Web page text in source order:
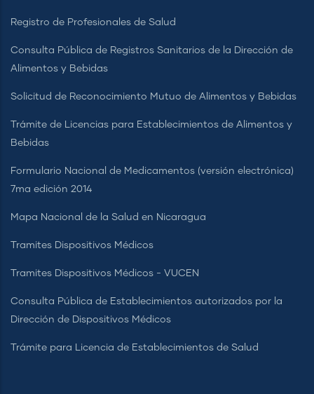
Registro de Profesionales de Salud
Consulta Pública de Registros Sanitarios de la Dirección de
Alimentos y Bebidas
Solicitud de Reconocimiento Mutuo de Alimentos y Bebidas
Trámite de Licencias para Establecimientos de Alimentos y
Bebidas
Formulario Nacional de Medicamentos (versión electrónica)
7ma edición 2014
Mapa Nacional de la Salud en Nicaragua
Tramites Dispositivos Médicos
Tramites Dispositivos Médicos - VUCEN
Consulta Pública de Establecimientos autorizados por la
Dirección de Dispositivos Médicos
Trámite para Licencia de Establecimientos de Salud